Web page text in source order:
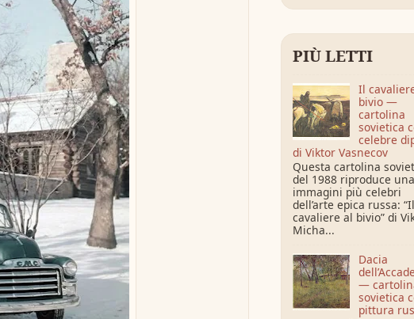
PIÙ LETTI
Il
bivio —
cartolina
sovietica
celebre
di Viktor Vasnecov
Questa cartolina
del 1988 riproduce
immagini più celebri
dell’arte epica russa: “Il
cavaliere al bivio” di
Micha...
Dacia
—
sovietica
pittura